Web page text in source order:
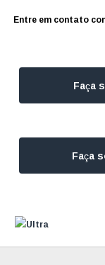
Entre em contato
Faça
Faça